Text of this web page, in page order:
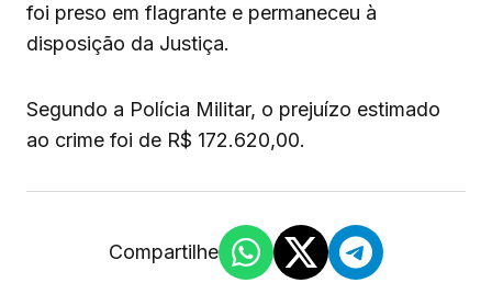
foi preso em flagrante e permaneceu à
disposição da Justiça.
Segundo a Polícia Militar, o prejuízo estimado
ao crime foi de R$ 172.620,00.
Compartilhe